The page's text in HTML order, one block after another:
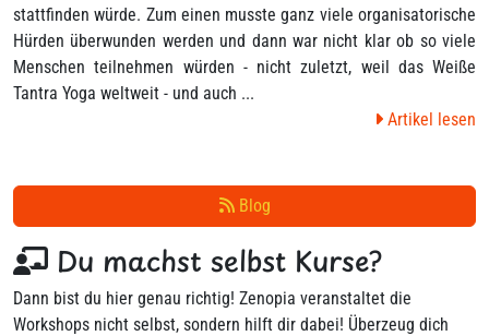
stattfinden würde. Zum einen musste ganz viele organisatorische
Hürden überwunden werden und dann war nicht klar ob so viele
Menschen teilnehmen würden - nicht zuletzt, weil das Weiße
Tantra Yoga weltweit - und auch ...
Artikel lesen
Blog
Du machst selbst Kurse?
Dann bist du hier genau richtig! Zenopia veranstaltet die
Workshops nicht selbst, sondern hilft dir dabei! Überzeug dich